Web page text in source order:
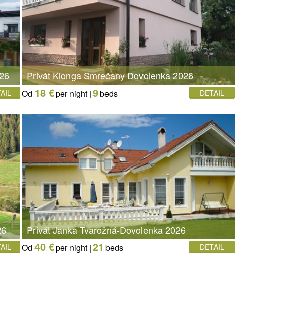
Privát Klonga Smrečany Dovolenka 2026
Od 18 €per night |9beds DETAIL
Privát Janka Tvarožná-Dovolenka 2026
Od 40 €per night |21 beds DETAIL